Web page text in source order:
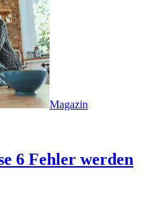
Magazin
6 Fehler werden